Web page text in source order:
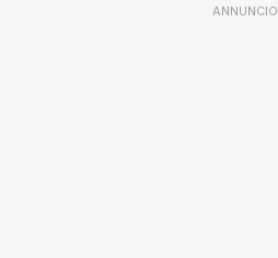
ANNUNCIO